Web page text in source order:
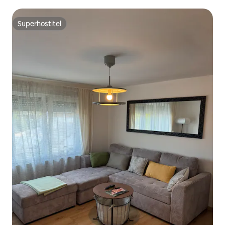
Superhostiteľ
Superhostiteľ